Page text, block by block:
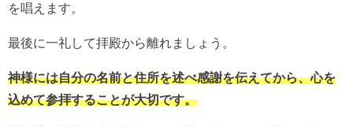
を唱えます。
最後に一礼して拝殿から離れましょう。
神様には自分の名前と住所を述べ感謝を伝えてから、心を
込めて参拝することが大切です。